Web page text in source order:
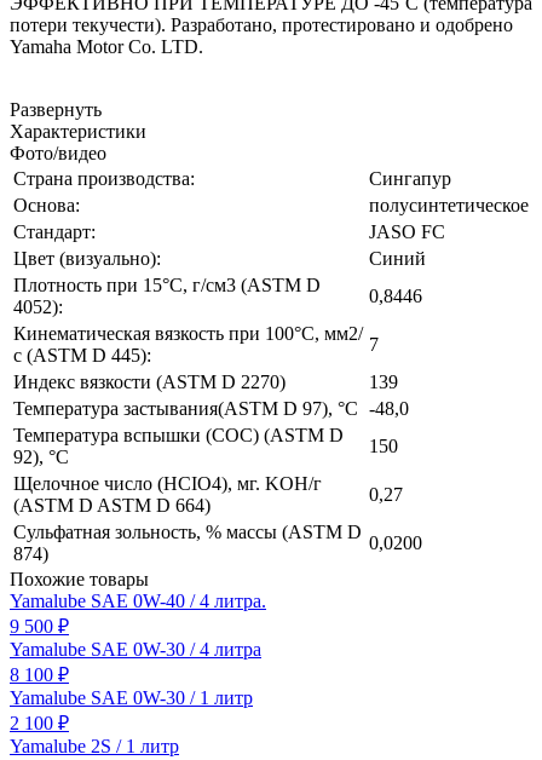
потери текучести). Разработано, протестировано и одобрено
Yamaha Motor Co. LTD.
Развернуть
Характеристики
Фото/видео
Страна производства:
Сингапур
Основа:
полусинтетическое
Стандарт:
JASO FC
Цвет (визуально):
Синий
Плотность при 15°C, г/см3 (ASTM D
4052):
0,8446
Кинематическая вязкость при 100°C, мм2/
с (ASTM D 445):
7
Индекс вязкости (ASTM D 2270)
139
Температура застывания(ASTM D 97), °C -48,0
Температура вспышки (COC) (ASTM D
92), °C
150
Щелочное число (HCIO4), мг. KOH/г
(ASTM D ASTM D 664)
0,27
Сульфатная зольность, % массы (ASTM D
874)
0,0200
Похожие товары
Yamalube SAE 0W-40 / 4 литра.
9 500 ₽
Yamalube SAE 0W-30 / 4 литра
8 100 ₽
Yamalube SAE 0W-30 / 1 литр
2 100 ₽
Yamalube 2S / 1 литр